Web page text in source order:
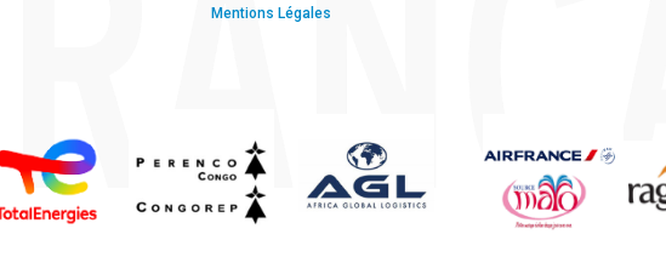
Mentions Légales